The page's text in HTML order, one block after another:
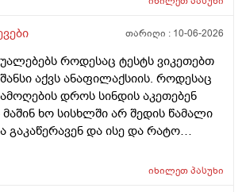
ყან საშინლად გამოშრა ხელები
თარიღი : 10-06-2026
როდესაც ტესტს ვიკეთებთ
აქვს ანაფილაქსიის. როდესაც
დროს სინდის აკეთებენ
მაშინ ხო სისხლში არ შედის წამალი
გაკაწერავენ და ისე და რატო
თუ ანა ფილოქსიოზე არ
იხილეთპასუხი